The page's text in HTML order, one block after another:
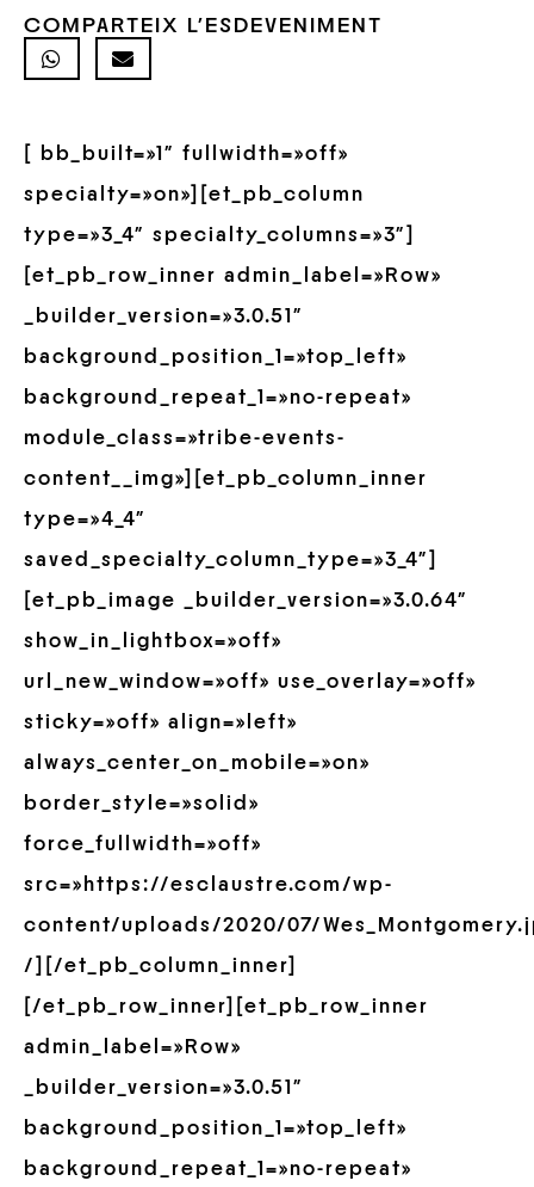
COMPARTEIX L'ESDEVENIMENT
[ bb_built=»1″ fullwidth=»off»
specialty=»on»][et_pb_column
type=»3_4″ specialty_columns=»3″]
[et_pb_row_inner admin_label=»Row»
_builder_version=»3.0.51″
background_position_1=»top_left»
background_repeat_1=»no-repeat»
module_class=»tribe-events-
content__img»][et_pb_column_inner
type=»4_4″
saved_specialty_column_type=»3_4″]
[et_pb_image _builder_version=»3.0.64″
show_in_lightbox=»off»
url_new_window=»off» use_overlay=»off»
sticky=»off» align=»left»
always_center_on_mobile=»on»
border_style=»solid»
force_fullwidth=»off»
src=»https://esclaustre.com/wp-
content/uploads/2020/07/
/][/et_pb_column_inner]
[/et_pb_row_inner][et_pb_row_inner
admin_label=»Row»
_builder_version=»3.0.51″
background_position_1=»top_left»
background_repeat_1=»no-repeat»